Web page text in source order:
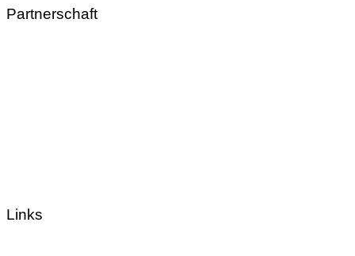
Partnerschaft
Links